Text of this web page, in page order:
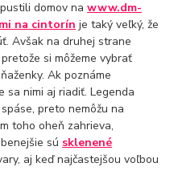
domov nawww.dm-
na cintorín je taký veľký, že
Avšak na druhej strane
si môžeme vybrať
Ak poznáme
sa nimi aj riadiť. Legenda
preto nemôžu na
toho oheň zahrieva,
sú sklenené
aj keď najčastejšou voľbou